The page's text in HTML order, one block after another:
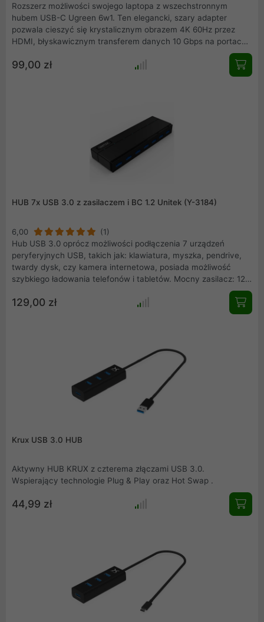
Rozszerz możliwości swojego laptopa z wszechstronnym
hubem USB-C Ugreen 6w1. Ten elegancki, szary adapter
pozwala cieszyć się krystalicznym obrazem 4K 60Hz przez
HDMI, błyskawicznym transferem danych 10 Gbps na portach
USB-C i USB-A oraz stabilnym połączeniem z siecią dzięki
portowi Ethernet. Nie trać portu do zasilania – ładuj urządzenie
99,00 zł
HUB 7x USB 3.0 z zasilaczem i BC 1.2 Unitek (Y-3184)
6,00
(1)
Hub USB 3.0 oprócz możliwości podłączenia 7 urządzeń
peryferyjnych USB, takich jak: klawiatura, myszka, pendrive,
twardy dysk, czy kamera internetowa, posiada możliwość
szybkiego ładowania telefonów i tabletów. Mocny zasilacz: 12V
3A pozwala na podanie na każdym porcie prądu o wartości
1,5A. Posiada także zaimplementowane zabezpieczenia przed
zwarciem, przeładowaniem lub nieporządanym napięciem.
129,00 zł
Krux USB 3.0 HUB
Aktywny HUB KRUX z czterema złączami USB 3.0.
Wspierający technologie Plug & Play oraz Hot Swap .
44,99 zł